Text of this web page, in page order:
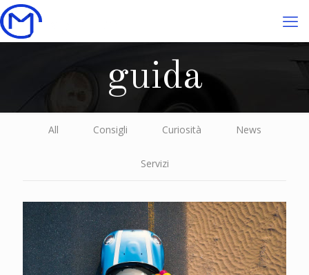
guida
All Consigli Curiosità News
Servizi